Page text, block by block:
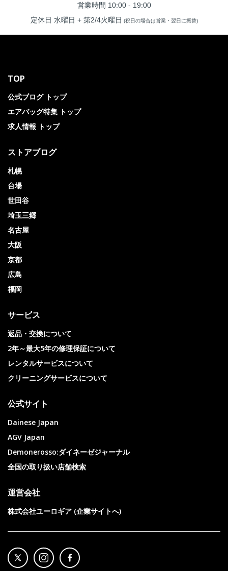
営業時間 10:00 - 19:00
定休日 水曜日 + 第2/4火曜日 (祝日の場合は営業・翌日に振替)
TOP
公式ブログ トップ
エアバッグ特集 トップ
求人情報 トップ
ストアブログ
札幌
台場
世田谷
埼玉三郷
名古屋
大阪
京都
広島
福岡
サービス
返品・交換について
2年～最大5年の修理保証について
レンタルサービスについて
クリーニングサービスについて
公式サイト
Dainese Japan
AGV Japan
Demonerosso:ダイネーゼジャーナル
全国の取り扱い店舗検索
運営会社
株式会社ユーロギア (企業サイトへ)